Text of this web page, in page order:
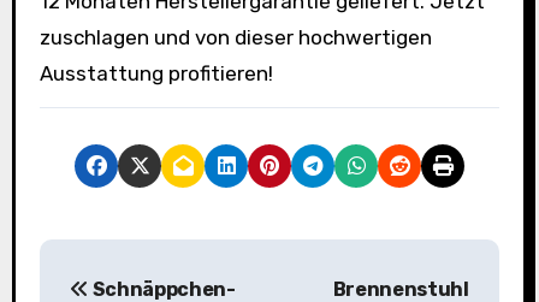
zuschlagen und von dieser hochwertigen
Ausstattung profitieren!
B
Schnäppchen-
Brennenstuhl